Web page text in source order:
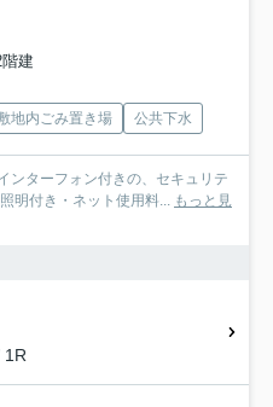
建
地内ごみ置き場 公共下水
ンターフォン付きの、セキュリテ
明付き・ネット使用料... もっと見
1R